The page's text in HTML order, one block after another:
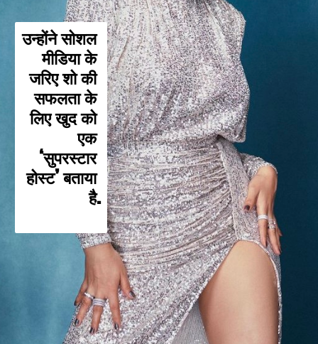
उन्होंने सोशल
मीडिया के
जरिए शो की
सफलता के
लिए खुद को
एक
‘सुपरस्टार
होस्ट’ बताया
है.